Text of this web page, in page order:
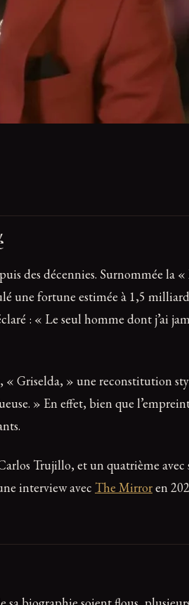
des décennies. Surnommée la
fortune estimée à 1,5
: « Le seul homme dont j’ai
Griselda, » une reconstitution
» En effet, bien que
Trujillo, et un quatrième
interview avec The Mirroren